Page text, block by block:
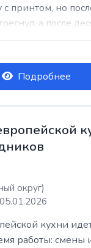
принтом, но
а после
Подробнее
округ)
кухни
работы: смены